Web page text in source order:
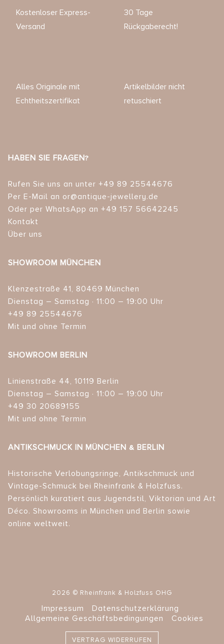
Kostenloser Express-
Versand
30 Tage
Rückgaberecht!
Alles Originale mit
Echtheitszertifikat
Artikelbilder nicht
retuschiert
HABEN SIE FRAGEN?
Rufen Sie uns an unter +49 89 25544676
Per E-Mail an or@antique-jewellery.de
Oder per WhatsApp an +49 157 56642245
Kontakt
Über uns
SHOWROOM MÜNCHEN
Klenzestraße 41, 80469 München
Dienstag – Samstag · 11:00 – 19:00 Uhr
+49 89 25544676
Mit und ohne Termin
SHOWROOM BERLIN
Linienstraße 44, 10119 Berlin
Dienstag – Samstag · 11:00 – 19:00 Uhr
+49 30 20689155
Mit und ohne Termin
ANTIKSCHMUCK IN MÜNCHEN & BERLIN
Historische Verlobungsringe, Antikschmuck und
Vintage-Schmuck bei Rheinfrank & Holzfuss.
Persönlich kuratiert aus Jugendstil, Viktorian und Art
Déco. Showrooms in München und Berlin sowie
online weltweit.
2026 © Rheinfrank & Holzfuss OHG
Impressum
Datenschutzerklärung
Allgemeine Geschäftsbedingungen
Cookies
VERTRAG WIDERRUFEN